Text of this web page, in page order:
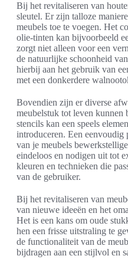
Bij het revitaliseren van
sleutel. Er zijn talloze
meubels toe te voegen. Het
olie-tinten kan bijvoorbeeld
zorgt niet alleen voor een
de natuurlijke schoonheid
hierbij aan het gebruik van
met een donkerdere
Bovendien zijn er diverse
meubelstuk tot leven kunnen
stencils kan een speels
introduceren. Een eenvoudig
van je meubels
eindeloos en nodigen uit tot
kleuren en technieken die
van de gebruiker.
Bij het revitaliseren van
van nieuwe ideeën en het
Het is een kans om oude
hen een frisse uitstraling te
de functionaliteit van de
bijdragen aan een stijlvol en